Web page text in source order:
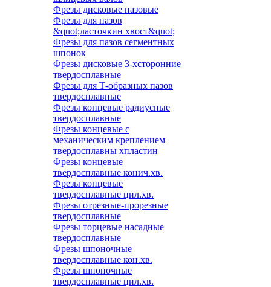
Фрезы дисковые пазовые
Фрезы для пазов
&quot;ласточкин хвост&quot;
Фрезы для пазов сегментных
шпонок
Фрезы дисковые 3-хсторонние
твердосплавные
Фрезы для Т-образных пазов
твердосплавные
Фрезы концевые радиусные
твердосплавные
Фрезы концевые с
механическим креплением
твердосплавны хпластин
Фрезы концевые
твердосплавные конич.хв.
Фрезы концевые
твердосплавные цил.хв.
Фрезы отрезные-прорезные
твердосплавные
Фрезы торцевые насадные
твердосплавные
Фрезы шпоночные
твердосплавные кон.хв.
Фрезы шпоночные
твердосплавные цил.хв.